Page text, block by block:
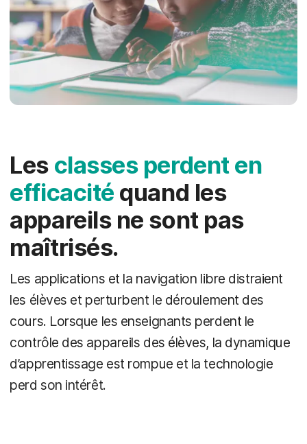
Les classes perdent en
efficacité quand les
appareils ne sont pas
maîtrisés.
Les applications et la navigation libre distraient
les élèves et perturbent le déroulement des
cours. Lorsque les enseignants perdent le
contrôle des appareils des élèves, la dynamique
d’apprentissage est rompue et la technologie
perd son intérêt.